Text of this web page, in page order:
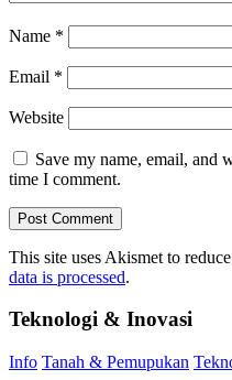
Name *
Email *
Website
Save my name, email, and
time I comment.
This site uses Akismet to
data is processed.
Teknologi & Inovasi
Info Tanah & Pemupukan